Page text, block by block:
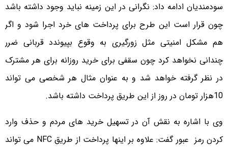
سودمندیان ادامه داد: نگرانی در این زمینه نباید وجود داشته باشد
چون قرار است این طرح برای پرداخت های خرد اجرا شود و اگر
هم مشکل امنیتی مثل زورگیری به وقوع بپیوندد قربانی ضرر
چندانی نخواهد کرد چون سقفی برای خرید روزانه برای هر مشترک
در نظر گرفته خواهد شد و به عنوان مثال هر شخصی می تواند
10هزار تومان در روز از این طریق پرداخت داشته باشد.
وی با اشاره به نقش آن در تسهیل خرید های مردم و حذف وارد
کردن رمز عبور گفت: علاوه بر اینها پرداخت از طریق NFC می تواند